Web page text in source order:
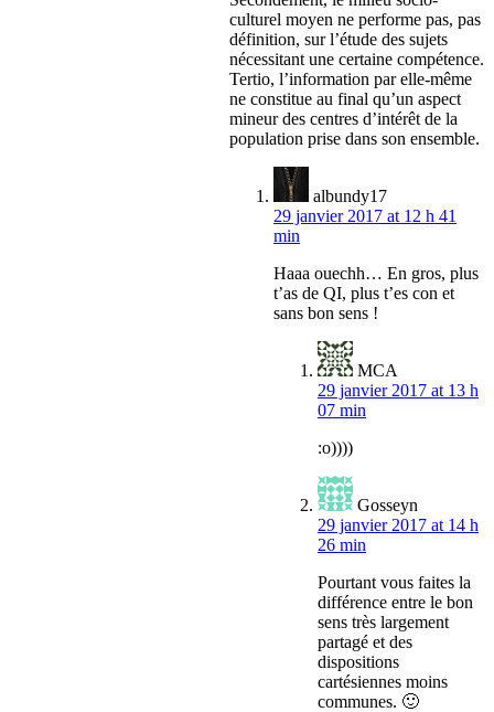
culturel moyen ne performe pas, pas
définition, sur l’étude des sujets
nécessitant une certaine compétence.
Tertio, l’information par elle-même
ne constitue au final qu’un aspect
mineur des centres d’intérêt de la
population prise dans son ensemble.
albundy17
29 janvier 2017 at 12 h 41
min
Haaa ouechh… En gros, plus
t’as de QI, plus t’es con et
sans bon sens !
MCA
29 janvier 2017 at 13 h
07 min
:o))))
Gosseyn
29 janvier 2017 at 14 h
26 min
Pourtant vous faites la
différence entre le bon
sens très largement
partagé et des
dispositions
cartésiennes moins
communes. 🙂